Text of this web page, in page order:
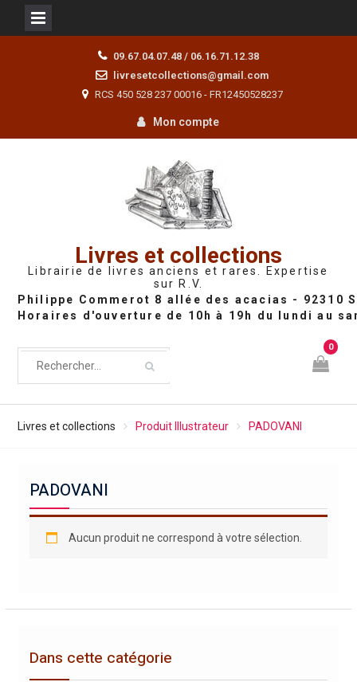
09.67.04.07.48 / 06.16.71.12.38
livresetcollections@gmail.com
RCS 450 528 237 00016 - FR12450528237
Mon compte
Livres et collections
Librairie de livres anciens et rares. Expertise
sur R.V.
0
Livres et collections Produit Illustrateur PADOVANI
PADOVANI
Aucun produit ne correspond à votre sélection.
Dans cette catégorie